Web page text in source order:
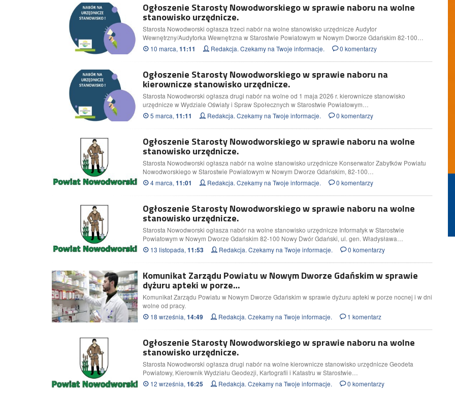
Ogłoszenie Starosty Nowodworskiego w sprawie naboru na wolne
stanowisko urzędnicze.
Starosta Nowodworski ogłasza trzeci nabór na wolne stanowisko urzędnicze Audytor
Wewnętrzny/Audytorka Wewnętrzna w Starostwie Powiatowym w Nowym Dworze Gdańskim 82-100…
10 marca, 11:11 Redakcja. Czekamy na Twoje informacje. 0 komentarzy
Ogłoszenie Starosty Nowodworskiego w sprawie naboru na
kierownicze stanowisko urzędnicze.
Starosta Nowodworski ogłasza drugi nabór na wolne od 1 maja 2026 r. kierownicze stanowisko
urzędnicze w Wydziale Oświaty i Spraw Społecznych w Starostwie Powiatowym…
5 marca, 11:11 Redakcja. Czekamy na Twoje informacje. 0 komentarzy
Ogłoszenie Starosty Nowodworskiego w sprawie naboru na wolne
stanowisko urzędnicze.
Starosta Nowodworski ogłasza nabór na wolne stanowisko urzędnicze Konserwator Zabytków Powiatu
Nowodworskiego w Starostwie Powiatowym w Nowym Dworze Gdańskim, 82-100…
4 marca, 11:01 Redakcja. Czekamy na Twoje informacje. 0 komentarzy
Ogłoszenie Starosty Nowodworskiego w sprawie naboru na wolne
stanowisko urzędnicze.
Starosta Nowodworski ogłasza nabór na wolne stanowisko urzędnicze Informatyk w Starostwie
Powiatowym w Nowym Dworze Gdańskim 82-100 Nowy Dwór Gdański, ul. gen. Władysława…
13 listopada, 11:53 Redakcja. Czekamy na Twoje informacje. 0 komentarzy
Komunikat Zarządu Powiatu w Nowym Dworze Gdańskim w sprawie
dyżuru apteki w porze…
Komunikat Zarządu Powiatu w Nowym Dworze Gdańskim w sprawie dyżuru apteki w porze nocnej i w dni
wolne od pracy.
18 września, 14:49 Redakcja. Czekamy na Twoje informacje. 1 komentarz
Ogłoszenie Starosty Nowodworskiego w sprawie naboru na wolne
stanowisko urzędnicze.
Starosta Nowodworski ogłasza drugi nabór na wolne kierownicze stanowisko urzędnicze Geodeta
Powiatowy, Kierownik Wydziału Geodezji, Kartografii i Katastru w Starostwie…
12 września, 16:25 Redakcja. Czekamy na Twoje informacje. 0 komentarzy